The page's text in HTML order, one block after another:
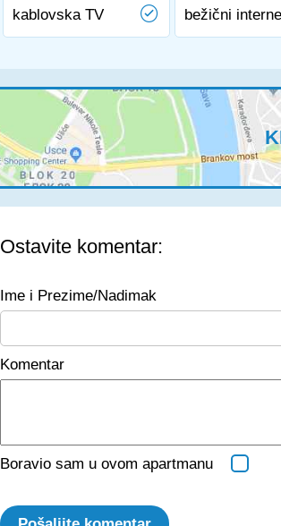
kablovska TV bežični
Ostavite komentar:
Ime i Prezime/Nadimak
Komentar
Boravio sam u ovom apartmanu